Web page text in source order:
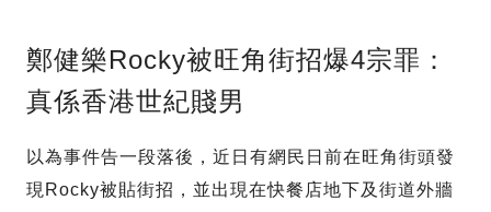
鄭健樂Rocky被旺角街招爆4宗罪：
真係香港世紀賤男
以為事件告一段落後，近日有網民日前在旺角街頭發
現Rocky被貼街招，並出現在快餐店地下及街道外牆